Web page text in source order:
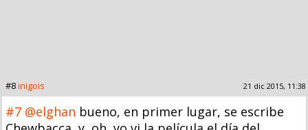
#8inigois 21 dic 2015, 11:38
#7 @elghan bueno, en primer lugar, se escribe